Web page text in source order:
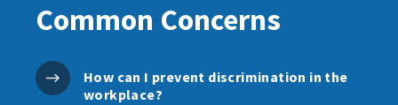
Common Concerns
How can I prevent discrimination in the
workplace?